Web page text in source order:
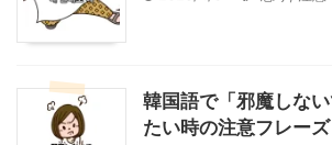
韓国語で「邪魔しな
たい時の注意フレーズ